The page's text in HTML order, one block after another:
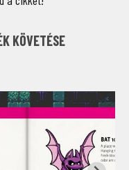
KÖVETÉSE